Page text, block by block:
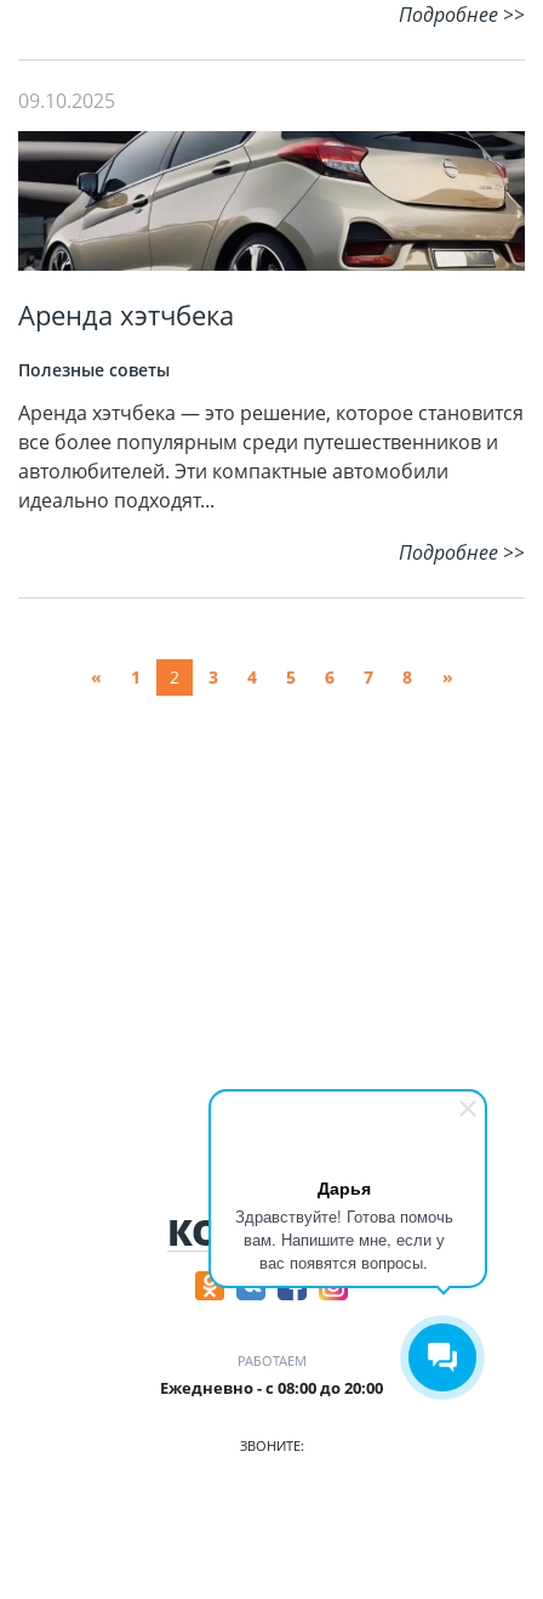
Дарья
Здравствуйте! Готова помочь
вам. Напишите мне, если у
вас появятся вопросы.
Подробнее >>
09.10.2025
Аренда хэтчбека
Полезные советы
Аренда хэтчбека — это решение, которое становится
все более популярным среди путешественников и
автолюбителей. Эти компактные автомобили
идеально подходят...
Подробнее >>
« 1 2 3 4 5 6 7 8 »
КОНТАКТЫ
РАБОТАЕМ
Ежедневно - с 08:00 до 20:00
ЗВОНИТЕ: